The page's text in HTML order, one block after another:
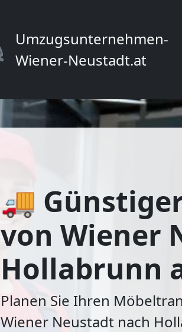
Umzugsunternehmen-
Wiener-Neustadt.at
🚚
von Wiener
Hollabrunn
Planen Sie Ihren
Wiener Neustadt nach